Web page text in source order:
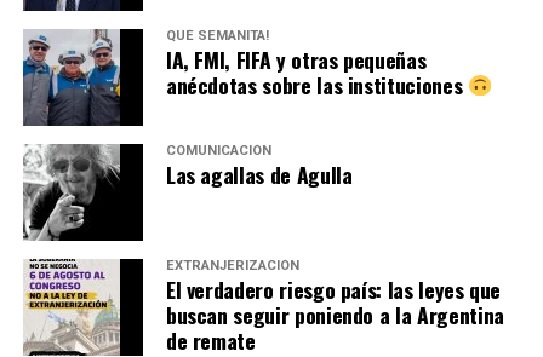
QUÉ SEMANITA!
IA, FMI, FIFA y otras pequeñas
anécdotas sobre las instituciones
COMUNICACIÓN
Las agallas de Agulla
EXTRANJERIZACIÓN
El verdadero riesgo país: las leyes que
buscan seguir poniendo a la Argentina
de remate